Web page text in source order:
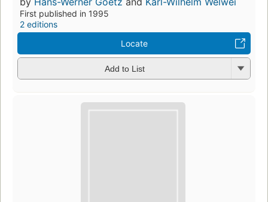
First published in 1995
2 editions
Locate
Add to List